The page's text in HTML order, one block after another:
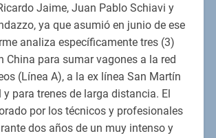
Jaime, Juan Pablo Schiavi y
ya que asumió en junio de ese
analiza específicamente tres (3)
China para sumar vagones a la red
(Línea A), a la ex línea San Martín
para trenes de larga distancia. El
por los técnicos y profesionales
dos años de un muy intenso y